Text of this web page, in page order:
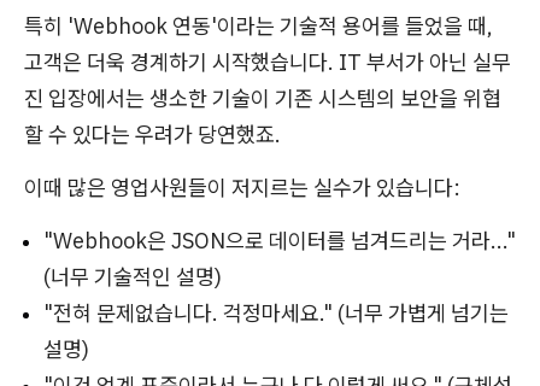
특히 'Webhook 연동'이라는 기술적 용어를 들었을 때,
고객은 더욱 경계하기 시작했습니다. IT 부서가 아닌 실무
진 입장에서는 생소한 기술이 기존 시스템의 보안을 위협
할 수 있다는 우려가 당연했죠.
이때 많은 영업사원들이 저지르는 실수가 있습니다:
"Webhook은 JSON으로 데이터를 넘겨드리는 거라..."
(너무 기술적인 설명)
"전혀 문제없습니다. 걱정마세요." (너무 가볍게 넘기는
설명)